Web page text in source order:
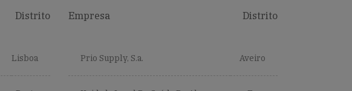
Distrito
Lisboa
Empresa Distrito
Prio Supply, S.a. Aveiro